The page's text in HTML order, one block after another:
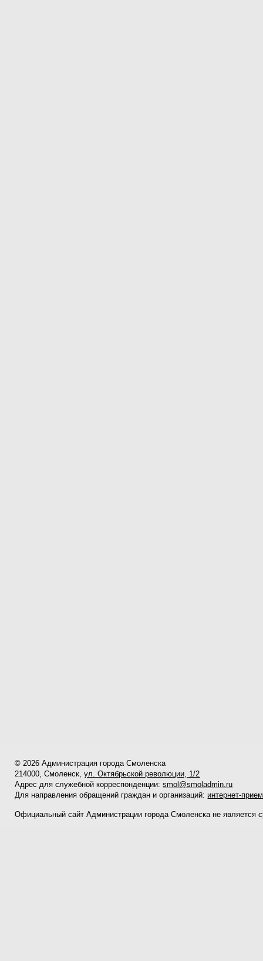
© 2026 Администрация города Смоленска
214000, Смоленск,ул. Октябрьской революции, 1/2
Адрес для служебной корреспонденции:smol@smoladmin.ru
Для направления обращений граждан и организаций: интернет-
Официальный сайт Администрации города Смоленска не является